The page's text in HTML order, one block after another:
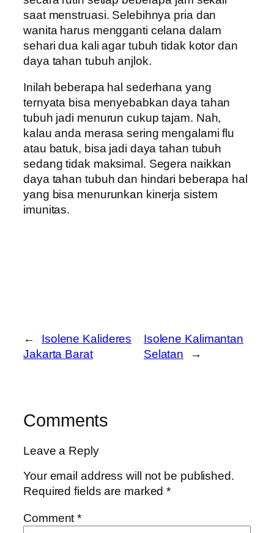
saat menstruasi. Selebihnya pria dan
wanita harus mengganti celana dalam
sehari dua kali agar tubuh tidak kotor dan
daya tahan tubuh anjlok.
Inilah beberapa hal sederhana yang
ternyata bisa menyebabkan daya tahan
tubuh jadi menurun cukup tajam. Nah,
kalau anda merasa sering mengalami flu
atau batuk, bisa jadi daya tahan tubuh
sedang tidak maksimal. Segera naikkan
daya tahan tubuh dan hindari beberapa hal
yang bisa menurunkan kinerja sistem
imunitas.
←
Isolene Kalideres
Jakarta Barat
Isolene Kalimantan
Selatan
→
Comments
Leave a Reply
Your email address will not be published.
Required fields are marked*
Comment*